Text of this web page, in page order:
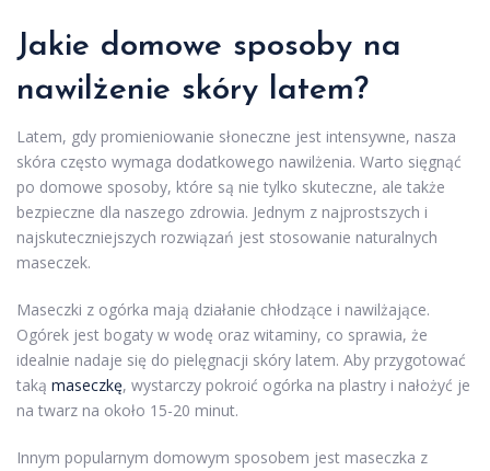
Jakie domowe sposoby na
nawilżenie skóry latem?
Latem, gdy promieniowanie słoneczne jest intensywne, nasza
skóra często wymaga dodatkowego nawilżenia. Warto sięgnąć
po domowe sposoby, które są nie tylko skuteczne, ale także
bezpieczne dla naszego zdrowia. Jednym z najprostszych i
najskuteczniejszych rozwiązań jest stosowanie naturalnych
maseczek.
Maseczki z ogórka mają działanie chłodzące i nawilżające.
Ogórek jest bogaty w wodę oraz witaminy, co sprawia, że
idealnie nadaje się do pielęgnacji skóry latem. Aby przygotować
taką maseczkę, wystarczy pokroić ogórka na plastry i nałożyć je
na twarz na około 15-20 minut.
Innym popularnym domowym sposobem jest maseczka z